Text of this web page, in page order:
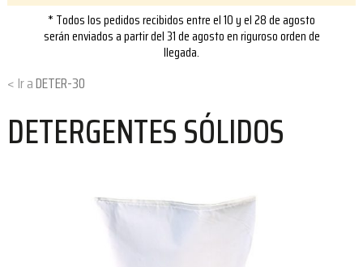
* Todos los pedidos recibidos entre el 10 y el 28 de agosto
serán enviados a partir del 31 de agosto en riguroso orden de
llegada.
DETER-30
DETERGENTES SÓLIDOS